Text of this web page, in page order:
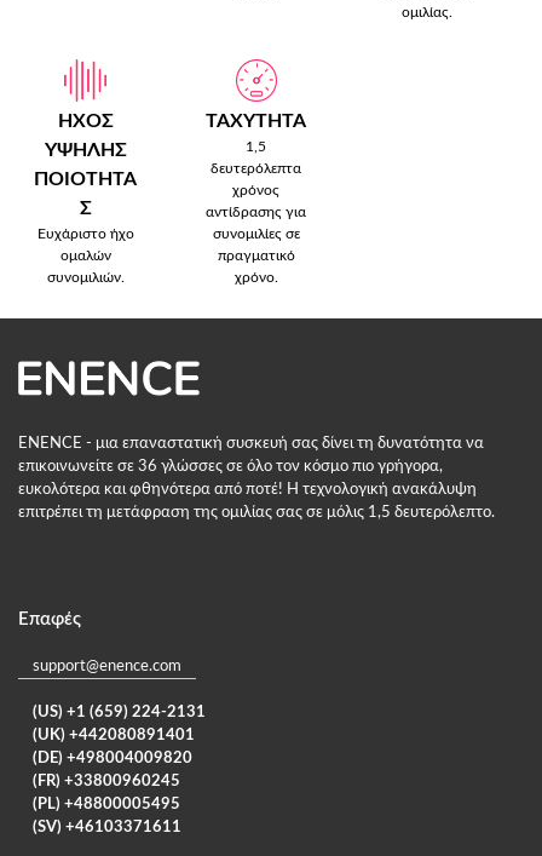
ομιλίας.
ΗΧΟΣ
ΥΨΗΛΗΣ
ΠΟΙΟΤΗΤΑ
Σ
Ευχάριστο ήχο
ομαλών
συνομιλιών.
ΤΑΧΥΤΗΤΑ
1,5
δευτερόλεπτα
χρόνος
αντίδρασης για
συνομιλίες σε
πραγματικό
χρόνο.
ENENCE - μια επαναστατική συσκευή σας δίνει τη δυνατότητα να
επικοινωνείτε σε 36 γλώσσες σε όλο τον κόσμο πιο γρήγορα,
ευκολότερα και φθηνότερα από ποτέ! Η τεχνολογική ανακάλυψη
επιτρέπει τη μετάφραση της ομιλίας σας σε μόλις 1,5 δευτερόλεπτο.
Επαφές
support@enence.com
(US) +1 (659) 224-2131
(UK) +442080891401
(DE) +498004009820
(FR) +33800960245
(PL) +48800005495
(SV) +46103371611